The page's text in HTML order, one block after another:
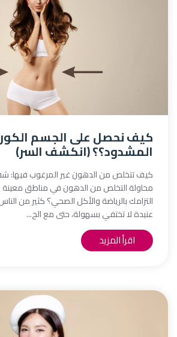
كيف نحصل على الجسم
المشدود؟؟ (انكشف السر)
كيف تتخلص من الدهون غير المرغوب فيها:
محاولة التخلص من الدهون في مناطق
التزامك بالرياضة والأكل الصحي؟ كثير من
عنيدة لا تختفي بسهولة، حتى مع الح...
اقرأ المزيد